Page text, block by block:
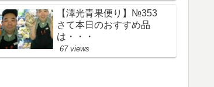
【澤光青果便り】№353
さて本日のおすすめ品
は・・・
67 views